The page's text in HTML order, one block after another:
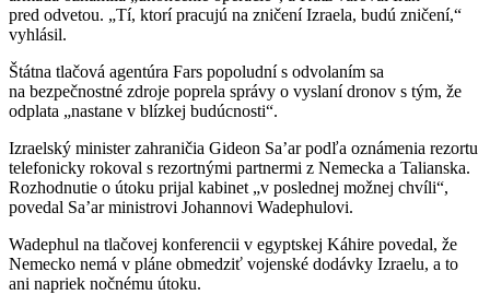
pred odvetou. „Tí, ktorí pracujú na zničení Izraela, budú zničení,“
vyhlásil.
Štátna tlačová agentúra Fars popoludní s odvolaním sa
na bezpečnostné zdroje poprela správy o vyslaní dronov s tým, že
odplata „nastane v blízkej budúcnosti“.
Izraelský minister zahraničia Gideon Sa’ar podľa oznámenia rezortu
telefonicky rokoval s rezortnými partnermi z Nemecka a Talianska.
Rozhodnutie o útoku prijal kabinet „v poslednej možnej chvíli“,
povedal Sa’ar ministrovi Johannovi Wadephulovi.
Wadephul na tlačovej konferencii v egyptskej Káhire povedal, že
Nemecko nemá v pláne obmedziť vojenské dodávky Izraelu, a to
ani napriek nočnému útoku.